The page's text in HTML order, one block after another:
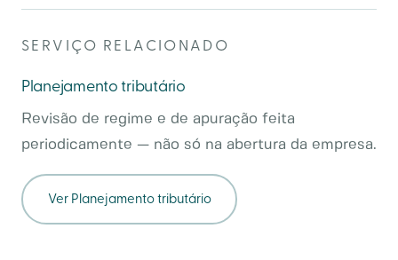
SERVIÇO RELACIONADO
Planejamento tributário
Revisão de regime e de apuração feita
periodicamente — não só na abertura da empresa.
Ver Planejamento tributário